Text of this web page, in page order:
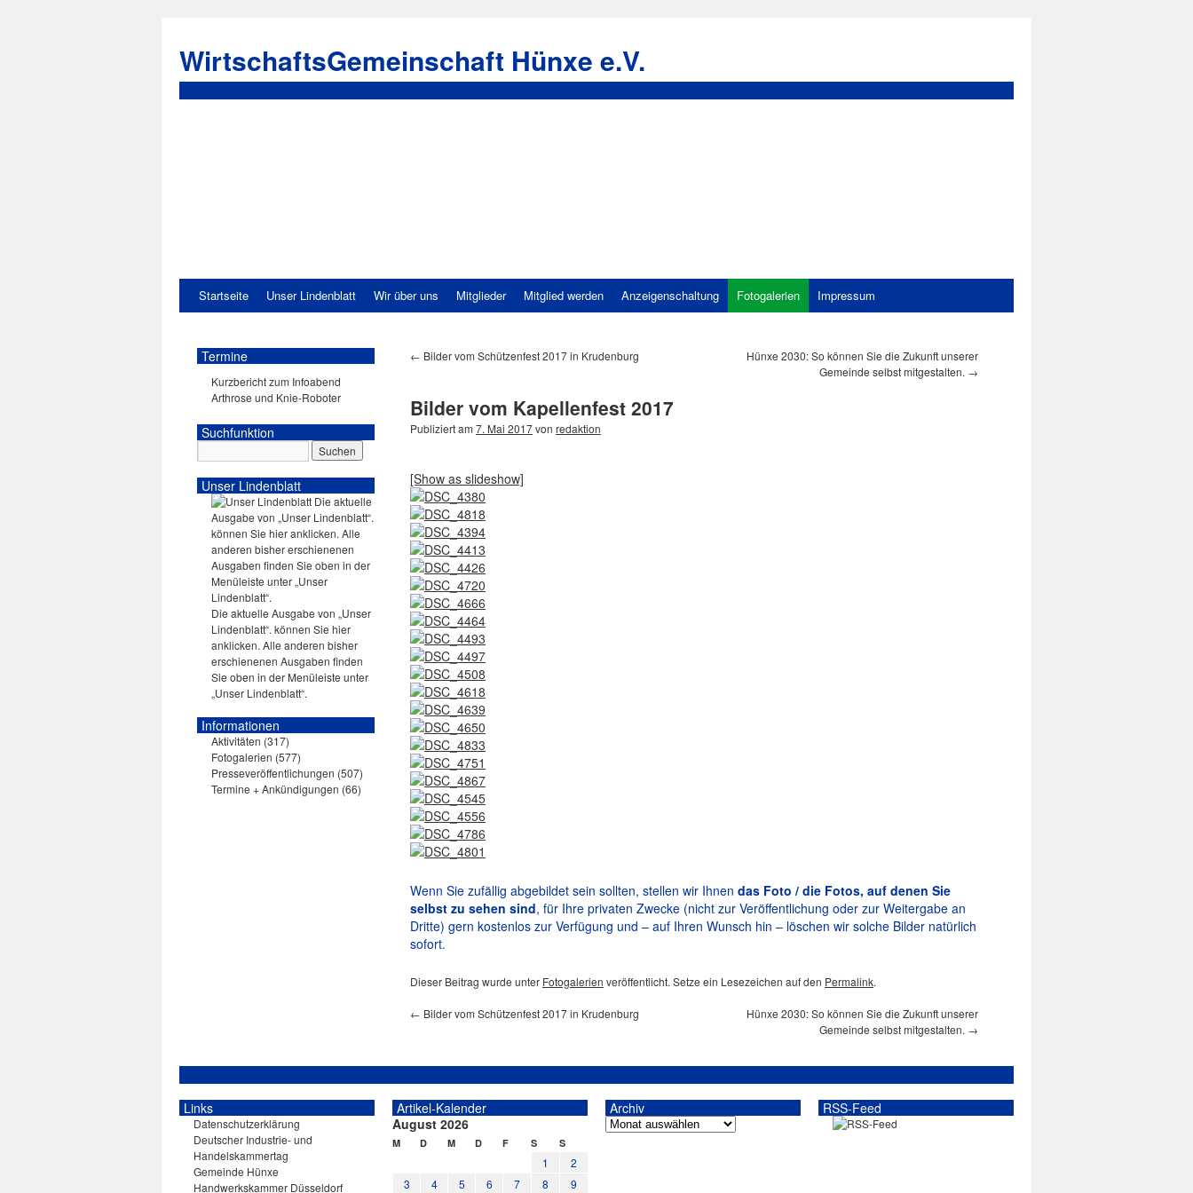
WirtschaftsGemeinschaft Hünxe e.V.
Startseite Unser Lindenblatt Wir über uns Mitglieder Mitglied werden Anzeigenschaltung Fotogalerien Impressum
← Bilder vom Schützenfest 2017 in Krudenburg
Hünxe 2030: So können Sie die Zukunft unserer
Gemeinde selbst mitgestalten. →
Bilder vom Kapellenfest 2017
Publiziert am 7. Mai 2017von redaktion
[Show as slideshow]
Wenn Sie zufällig abgebildet sein sollten, stellen wir Ihnen das Foto / die Fotos, auf denen Sie
selbst zu sehen sind, für Ihre privaten Zwecke (nicht zur Veröffentlichung oder zur Weitergabe an
Dritte) gern kostenlos zur Verfügung und – auf Ihren Wunsch hin – löschen wir solche Bilder natürlich
sofort.
Dieser Beitrag wurde unter Fotogalerien veröffentlicht. Setze ein Lesezeichen auf den Permalink.
← Bilder vom Schützenfest 2017 in Krudenburg
Hünxe 2030: So können Sie die Zukunft unserer
Gemeinde selbst mitgestalten. →
Termine
Kurzbericht zum Infoabend
Arthrose und Knie-Roboter
Suchfunktion
Unser Lindenblatt
Die aktuelle Ausgabe von „Unser
Lindenblatt“. können Sie hier
anklicken. Alle anderen bisher
erschienenen Ausgaben finden
Sie oben in der Menüleiste unter
„Unser Lindenblatt“.
Informationen
Aktivitäten (317)
Fotogalerien (577)
Presseveröffentlichungen (507)
Termine + Ankündigungen (66)
Links
Datenschutzerklärung
Deutscher Industrie- und
Handelskammertag
Gemeinde Hünxe
Handwerkskammer Düsseldorf
Artikel-Kalender
August 2026
M D M D F S S
1
2
3
4 5 6 7 8 9
Archiv RSS-Feed